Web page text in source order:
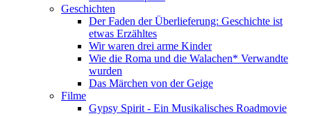
Geschichten
Der Faden der Überlieferung: Geschichte ist
etwas Erzähltes
Wir waren drei arme Kinder
Wie die Roma und die Walachen* Verwandte
wurden
Das Märchen von der Geige
Filme
Gypsy Spirit - Ein Musikalisches Roadmovie